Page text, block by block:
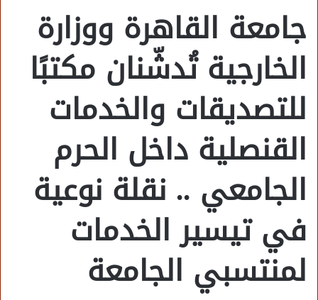
جامعة القاهرة ووزارة
الخارجية تُدشّنان مكتبًا
للتصديقات والخدمات
القنصلية داخل الحرم
الجامعي .. نقلة نوعية
في تيسير الخدمات
لمنتسبي الجامعة